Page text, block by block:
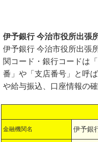
伊予銀行 今治市役所出張
伊予銀行 今治市役所出張
関コード・銀行コードは
番」や「支店番号」と呼
や給与振込、口座情報の
金融機関名 伊予銀